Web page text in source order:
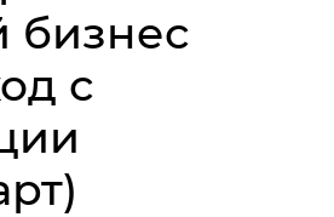
бизнес
с